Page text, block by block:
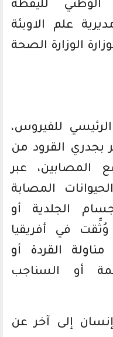
لليقظة
علم الاوبئة
الوزارة الصحة
للفيروس،
القرود من
المصابين، عبر
المصابة
الجلدية أو
في أفريقيا
القردة أو
أو السناجب
إلى آخر عن